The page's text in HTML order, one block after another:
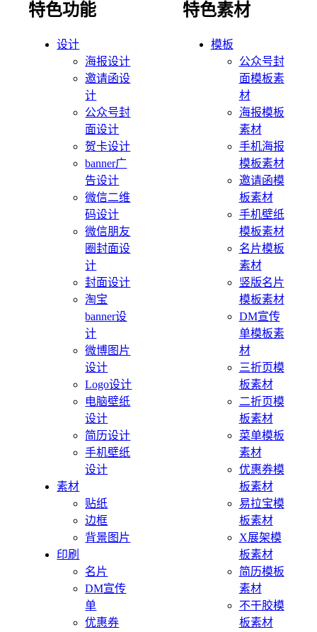
特色功能
设计
海报设计
邀请函设
计
公众号封
面设计
贺卡设计
banner广
告设计
微信二维
码设计
微信朋友
圈封面设
计
封面设计
淘宝
banner设
计
微博图片
设计
Logo设计
电脑壁纸
设计
简历设计
手机壁纸
设计
素材
贴纸
边框
背景图片
印刷
名片
DM宣传
单
优惠券
特色素材
模板
公众号封
面模板素
材
海报模板
素材
手机海报
模板素材
邀请函模
板素材
手机壁纸
模板素材
名片模板
素材
竖版名片
模板素材
DM宣传
单模板素
材
三折页模
板素材
二折页模
板素材
菜单模板
素材
优惠券模
板素材
易拉宝模
板素材
X展架模
板素材
简历模板
素材
不干胶模
板素材